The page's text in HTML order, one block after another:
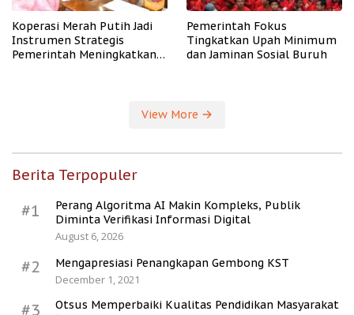
Koperasi Merah Putih Jadi
Instrumen Strategis
Pemerintah Meningkatkan
Pemerintah Fokus
Tingkatkan Upah Minimum
dan Jaminan Sosial Buruh
View More
Berita Terpopuler
#1
Perang Algoritma AI Makin Kompleks, Publik
Diminta Verifikasi Informasi Digital
August 6, 2026
#2
Mengapresiasi Penangkapan Gembong KST
December 1, 2021
#3
Otsus Memperbaiki Kualitas Pendidikan Masyarakat